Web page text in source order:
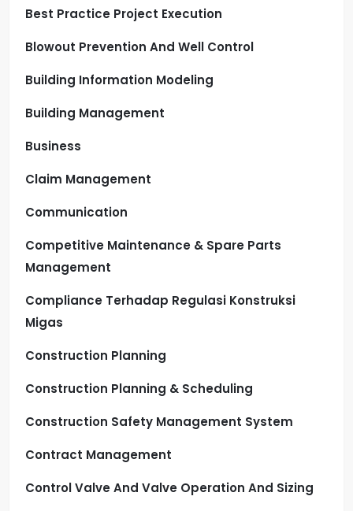
Best Practice Project Execution
Blowout Prevention And Well Control
Building Information Modeling
Building Management
Business
Claim Management
Communication
Competitive Maintenance & Spare Parts
Management
Compliance Terhadap Regulasi Konstruksi
Migas
Construction Planning
Construction Planning & Scheduling
Construction Safety Management System
Contract Management
Control Valve And Valve Operation And Sizing